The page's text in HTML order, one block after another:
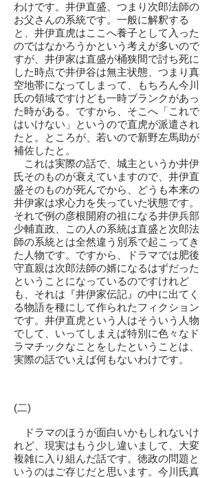
わけです。井伊直盛、つまり次郎法師の
お父さんの系統です。一般に解釈する
と、井伊直虎はここへ養子として入った
のではなかろうかという考えが多いので
すが、井伊家は直盛が桶狭間で討ち死に
した時点で井伊谷は無主状態、つまり真
空地帯になってしまって、もちろん今川
氏の領域ですけども一時ブランクがあっ
た時がある。ですから、そこへ「これで
はいけない」というので直虎が派遣され
たと。ところが、若いので新野左馬助が
補佐したと。
これは実際の話で、城主というか井伊
氏そのものが衰えていますので、井伊直
盛そのものが死んでから、どうも本来の
井伊家は求心力を失っていた状態です。
それで例の彦根開府の祖になる井伊兵部
少輔直政、この人の系統は直盛と次郎法
師の系統とは全然違う別系で起こってき
た人物です。ですから、ドラマでは肥後
守直親は次郎法師の婿になるはずだった
ということになっているのですけれど
も、それは『井伊家伝記』の中に出てく
る物語を種にして作られたフィクション
です。井伊直虎という人はそういう人物
でして、いってしまえば特別に色々なド
ラマチックなことをしたということは、
実際の話でいえば何もないわけです。
(二)
ドラマのほうが面白いかもしれないけ
れど、現実はもう少し違いまして、大変
複雑に入り組んだ話です。徳政の問題と
いうのはご存じだと思います。今川氏真